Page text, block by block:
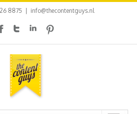
8875 info@thecontentguys.nl